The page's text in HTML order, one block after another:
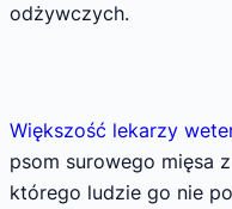
odżywczych.
Większość lekarzy
psom surowego mięsa
którego ludzie go nie